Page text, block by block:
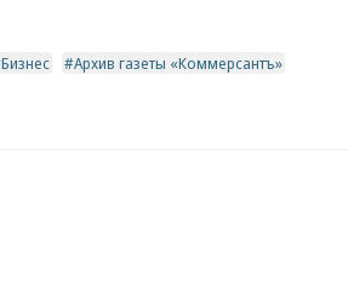
Бизнес Архив газеты «Коммерсантъ»